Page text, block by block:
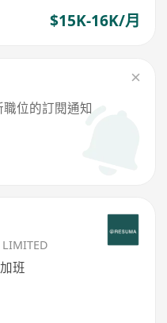
$15K-16K/月
位的訂閱通知
LIMITED
班